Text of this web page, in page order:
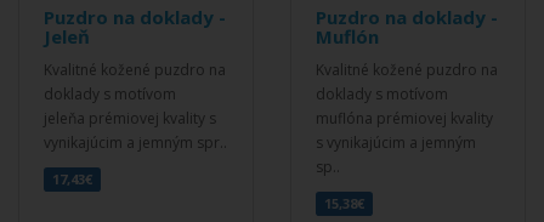
Puzdro na doklady -
Jeleň
Kvalitné kožené puzdro na
doklady s motívom
jeleňa prémiovej kvality s
vynikajúcim a jemným spr..
17,43€
Puzdro na doklady -
Muflón
Kvalitné kožené puzdro na
doklady s motívom
muflóna prémiovej kvality
s vynikajúcim a jemným
sp..
15,38€